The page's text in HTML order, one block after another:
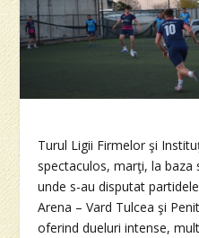
Turul Ligii Firmelor şi
spectaculos, marţi, la baza
unde s-au disputat
Arena – Vard Tulcea şi
oferind dueluri intense,